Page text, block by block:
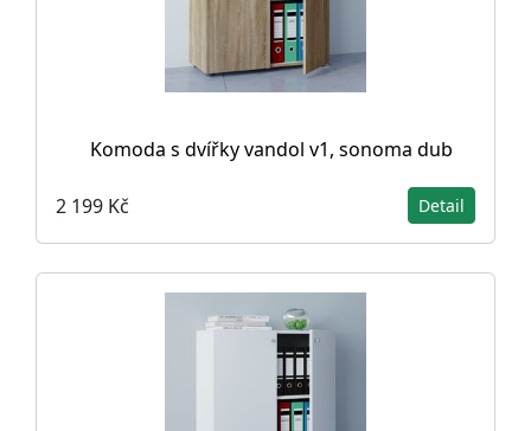
Komoda s dvířky vandol v1, sonoma dub
2 199 Kč Detail